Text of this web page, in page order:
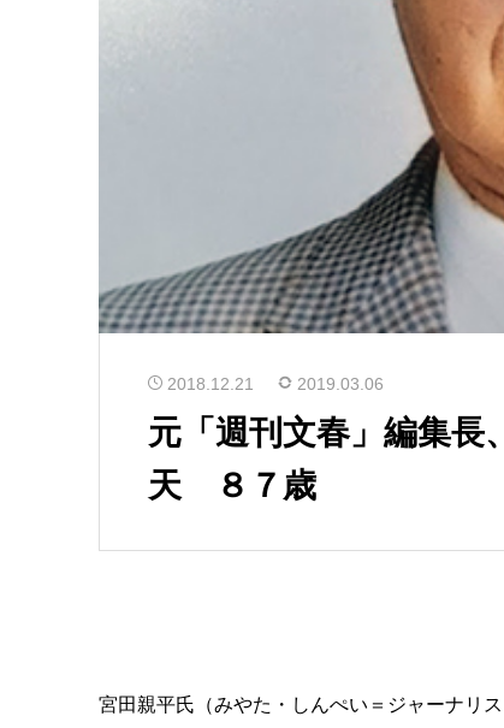
2018.12.21 2019.03.06
元「週刊文春」編集長
天 ８７歳
宮田親平氏（みやた・しんぺい＝ジャーナリ